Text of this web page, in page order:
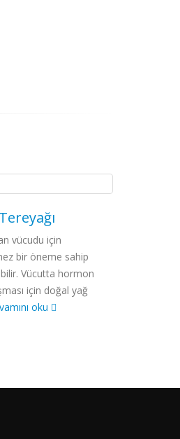
vücudu için
bir öneme sahip
Vücutta hormon
için doğal yağ
oku